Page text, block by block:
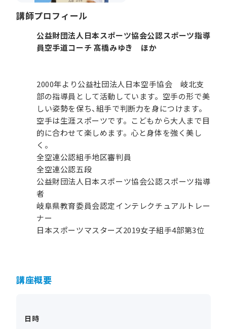
講師プロフィール
公益財団法人日本スポーツ協会公認スポーツ指導
員空手道コーチ 髙橋みゆき ほか
2000年より公益社団法人日本空手協会 岐北支
部の指導員として活動しています。空手の形で美
しい姿勢を保ち、組手で判断力を身につけます。
空手は生涯スポーツです。こどもから大人まで目
的に合わせて楽しめます。心と身体を強く美し
く。
全空連公認組手地区審判員
全空連公認五段
公益財団法人日本スポーツ協会公認スポーツ指導
者
岐阜県教育委員会認定インテレクチュアルトレー
ナー
日本スポーツマスターズ2019女子組手4部第3位
講座概要
日時